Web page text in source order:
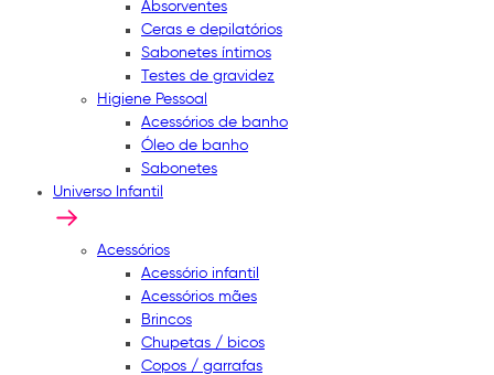
Absorventes
Ceras e depilatórios
Sabonetes íntimos
Testes de gravidez
Higiene Pessoal
Acessórios de banho
Óleo de banho
Sabonetes
Universo Infantil
Acessórios
Acessório infantil
Acessórios mães
Brincos
Chupetas / bicos
Copos / garrafas